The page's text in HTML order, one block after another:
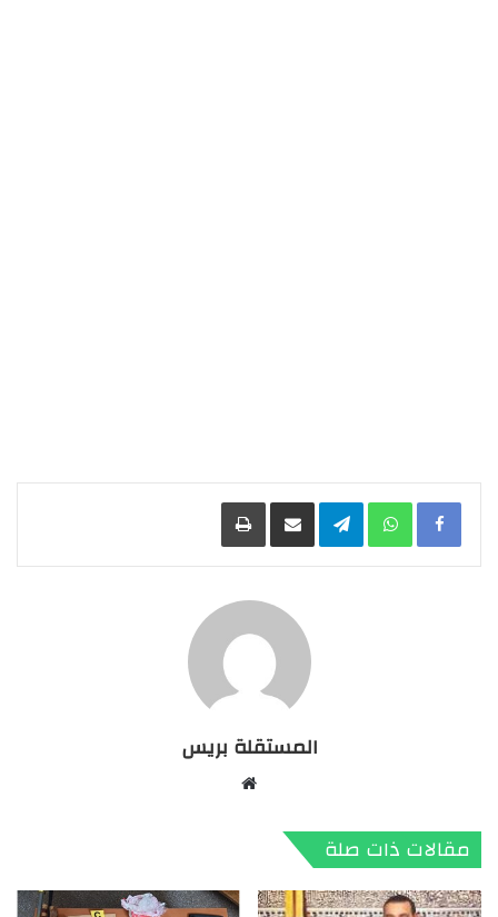
Facebook
WhatsApp
Telegramمشاركة عبر البريد طباعة
المستقلة بريس
مقالات ذات صلة